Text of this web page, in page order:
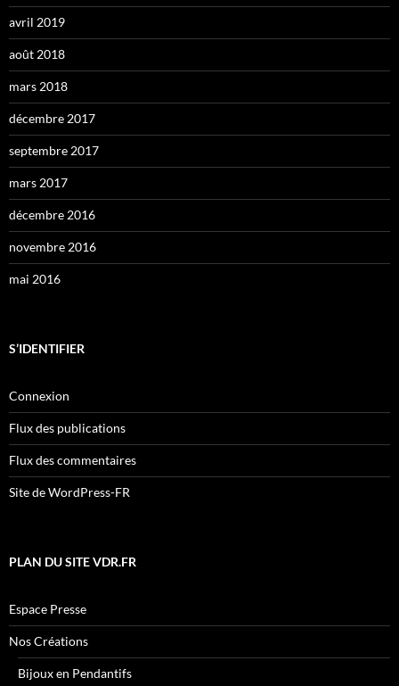
avril 2019
août 2018
mars 2018
décembre 2017
septembre 2017
mars 2017
décembre 2016
novembre 2016
mai 2016
S’IDENTIFIER
Connexion
Flux des publications
Flux des commentaires
Site de WordPress-FR
PLAN DU SITE VDR.FR
Espace Presse
Nos Créations
Bijoux en Pendantifs